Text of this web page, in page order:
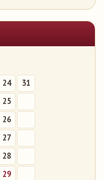
24
31
25
26
27
28
29